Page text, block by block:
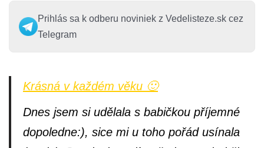
Prihlás sa k odberu noviniek z Vedelisteze.sk cez
Telegram
Krásná v každém věku 🙂
Dnes jsem si udělala s babičkou příjemné
dopoledne:), sice mi u toho pořád usínala